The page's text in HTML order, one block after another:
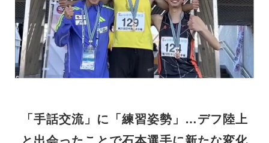
「手話交流」に「練習姿勢」…デフ陸上